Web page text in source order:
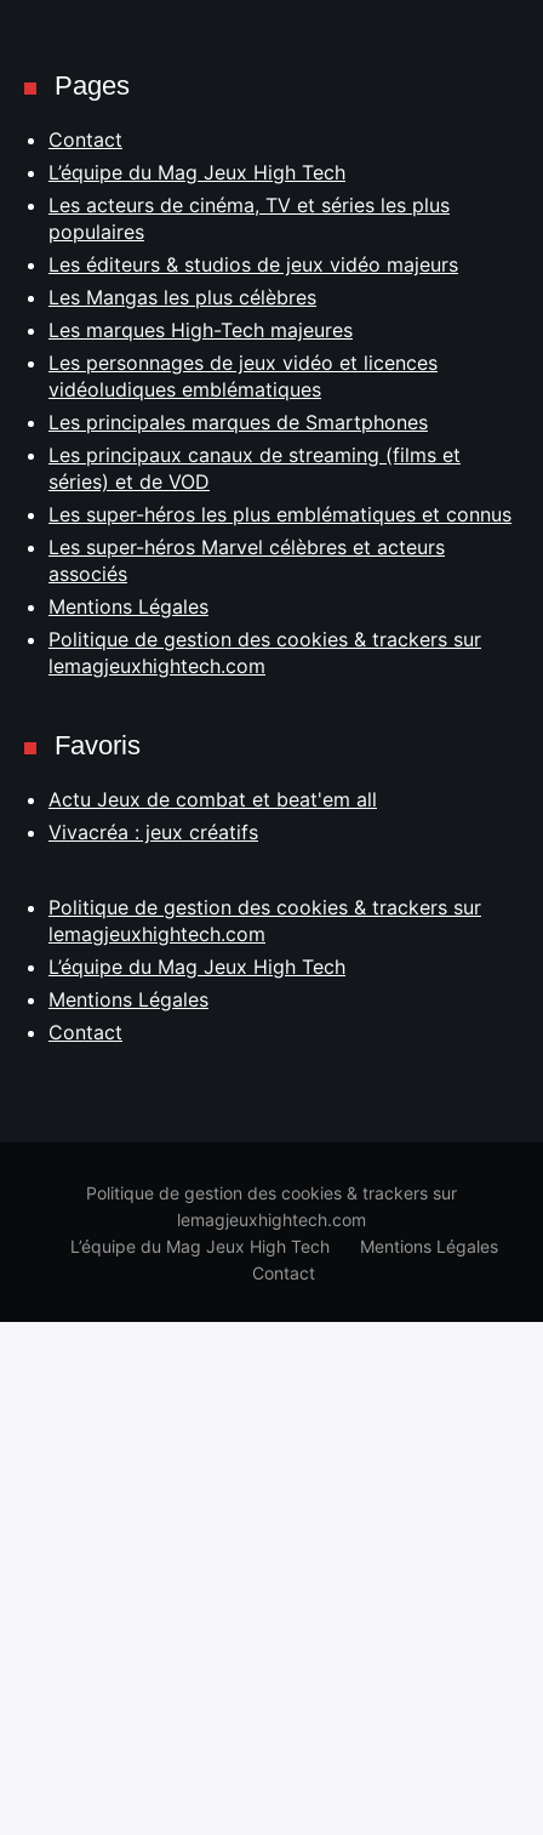
Pages
Contact
L’équipe du Mag Jeux High Tech
Les acteurs de cinéma, TV et séries les plus
populaires
Les éditeurs & studios de jeux vidéo majeurs
Les Mangas les plus célèbres
Les marques High-Tech majeures
Les personnages de jeux vidéo et licences
vidéoludiques emblématiques
Les principales marques de Smartphones
Les principaux canaux de streaming (films et
séries) et de VOD
Les super-héros les plus emblématiques et connus
Les super-héros Marvel célèbres et acteurs
associés
Mentions Légales
Politique de gestion des cookies & trackers sur
lemagjeuxhightech.com
Favoris
Actu Jeux de combat et beat'em all
Vivacréa : jeux créatifs
Politique de gestion des cookies & trackers sur
lemagjeuxhightech.com
L’équipe du Mag Jeux High Tech
Mentions Légales
Contact
Politique de gestion des cookies & trackers sur
lemagjeuxhightech.com
L’équipe du Mag Jeux High Tech
Mentions Légales
Contact